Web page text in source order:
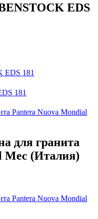
EDS
181
для гранита
Mec (Италия)